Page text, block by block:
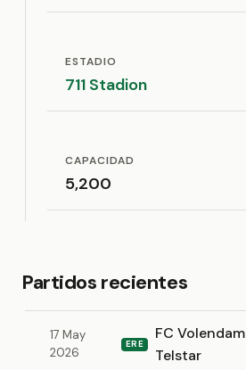
ESTADIO
711 Stadion
CAPACIDAD
5,200
Partidos recientes
17 May
2026
ERE
FC Volendam
Telstar